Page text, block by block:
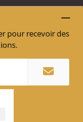
pour recevoir des